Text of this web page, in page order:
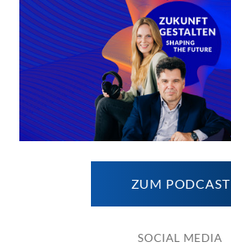
ZUM PODCAST
SOCIAL MEDIA